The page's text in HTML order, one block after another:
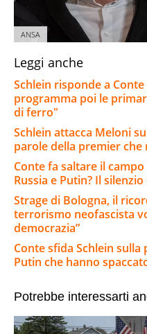
ANSA
Leggi anche
Schlein risponde a
programma poi le
di ferro"
Schlein attacca Meloni
parole della premier che
Conte fa saltare il
Russia e Putin? Il
Strage di Bologna, il
terrorismo neofascista
democrazia”
Conte sfida Schlein
Putin che hanno